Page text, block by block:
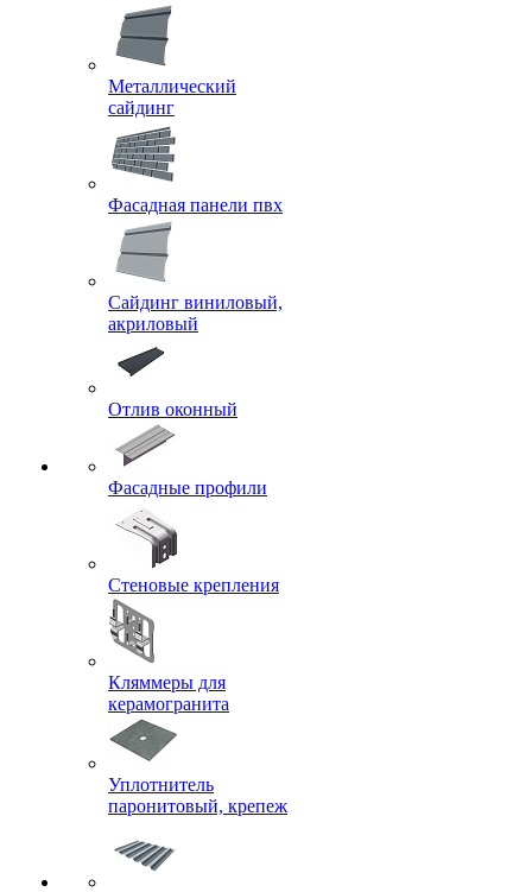
Металлический
сайдинг
Фасадная панели пвх
Сайдинг виниловый,
акриловый
Отлив оконный
Фасадные профили
Стеновые крепления
Кляммеры для
керамогранита
Уплотнитель
паронитовый, крепеж